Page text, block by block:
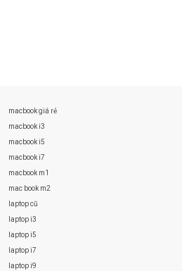
macbook giá rẻ
macbook i3
macbook i5
macbook i7
macbook m1
mac book m2
laptop cũ
laptop i3
laptop i5
laptop i7
laptop i9